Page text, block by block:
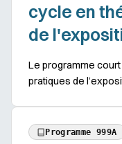
cycle en
de
Le programme
pratiques de
Programme 999A